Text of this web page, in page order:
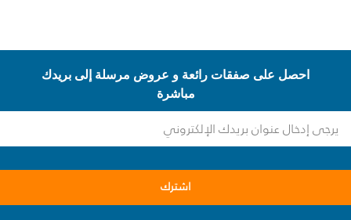
احصل على صفقات رائعة و عروض مرسلة إلى بريدك
مباشرة
اشترك